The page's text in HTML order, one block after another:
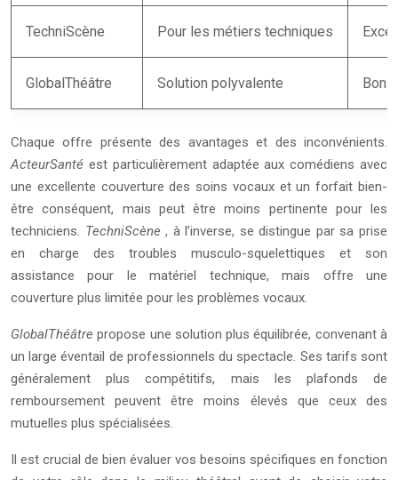
TechniScène Pour les métiers techniques
GlobalThéâtre Solution polyvalente Bon
Chaque offre présente des avantages et des inconvénients.
ActeurSanté est particulièrement adaptée aux comédiens avec
une excellente couverture des soins vocaux et un forfait bien-
être conséquent, mais peut être moins pertinente pour les
techniciens. TechniScène, à l’inverse, se distingue par sa prise
en charge des troubles musculo-squelettiques et son
assistance pour le matériel technique, mais offre une
couverture plus limitée pour les problèmes vocaux.
GlobalThéâtrepropose une solution plus équilibrée, convenant à
un large éventail de professionnels du spectacle. Ses tarifs sont
généralement plus compétitifs, mais les plafonds de
remboursement peuvent être moins élevés que ceux des
mutuelles plus spécialisées.
Il est crucial de bien évaluer vos besoins spécifiques en fonction